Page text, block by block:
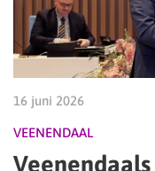
16 juni 2026
VEENENDAAL